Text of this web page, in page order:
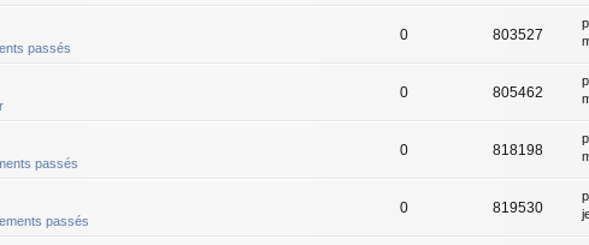
passés
0 803527
0 805462
passés
0 818198
passés
0 819530